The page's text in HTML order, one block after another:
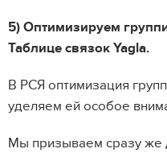
5) Оптимизируем
Таблице связок Yagla.
В РСЯ оптимизация
уделяем ей особое
Мы призываем сразу же